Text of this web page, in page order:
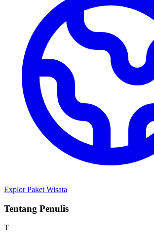
Explor Paket Wisata
Tentang Penulis
T